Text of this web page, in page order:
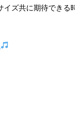
イズ共に期待でき